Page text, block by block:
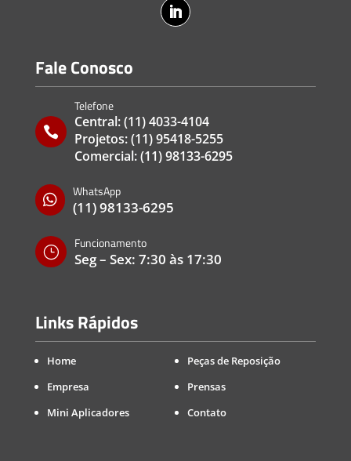
Fale Conosco

Telefone
Central:(11) 4033-4104
Projetos:(11) 95418-5255
Comercial:(11) 98133-6295

WhatsApp
(11) 98133-6295
}
Funcionamento
Seg – Sex: 7:30 às 17:30
Links Rápidos
Home
Empresa
Mini Aplicadores
Peças de Reposição
Prensas
Contato